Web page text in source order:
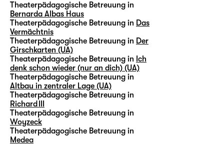
Theaterpädagogische Betreuung in
Bernarda Albas Haus
Theaterpädagogische Betreuung in Das
Vermächtnis
Theaterpädagogische Betreuung in Der
Girschkarten (UA)
Theaterpädagogische Betreuung in Ich
denk schon wieder (nur an dich) (UA)
Theaterpädagogische Betreuung in
Altbau in zentraler Lage (UA)
Theaterpädagogische Betreuung in
Richard III
Theaterpädagogische Betreuung in
Woyzeck
Theaterpädagogische Betreuung in
Medea